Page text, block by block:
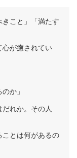
こと」「満たす
が癒されてい
か」
れか。その人
とは何があるの